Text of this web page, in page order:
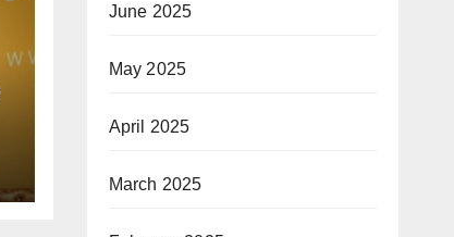
June 2025
May 2025
April 2025
March 2025